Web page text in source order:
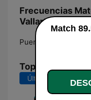
Frecuencias
Vallarta:
Puerto Vallarta:
Top Canciones
Últimos 7 días